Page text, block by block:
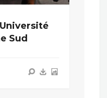
Sud